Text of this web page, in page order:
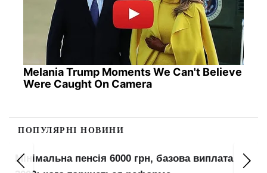
Melania Trump Moments We Can't Believe
Were Caught On Camera
ПОПУЛЯРНІ НОВИНИ
Венера переходить у Терези: 5 знаків
отримають удачу до вересня, а 3 — у